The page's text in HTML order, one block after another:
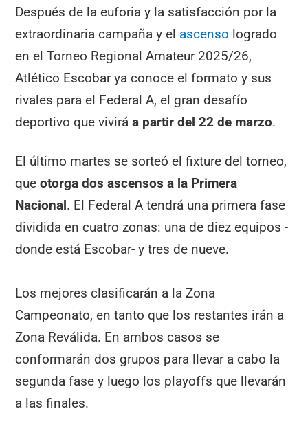
Después de la euforia y la satisfacción por la
extraordinaria campaña y el ascenso logrado
en el Torneo Regional Amateur 2025/26,
Atlético Escobar ya conoce el formato y sus
rivales para el Federal A, el gran desafío
deportivo que viviráa partir del 22 de marzo.
El último martes se sorteó el fixture del torneo,
queotorga dos ascensos a la Primera
Nacional. El Federal A tendrá una primera fase
dividida en cuatro zonas: una de diez equipos -
donde está Escobar- y tres de nueve.
Los mejores clasificarán a la Zona
Campeonato, en tanto que los restantes irán a
Zona Reválida. En ambos casos se
conformarán dos grupos para llevar a cabo la
segunda fase y luego los playoffs que llevarán
a las finales.